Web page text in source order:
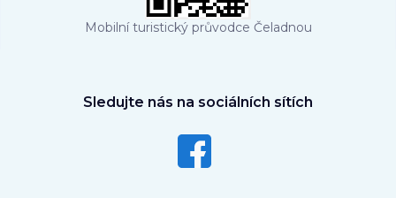
Mobilní turistický průvodce Čeladnou
Sledujte nás na sociálních sítích